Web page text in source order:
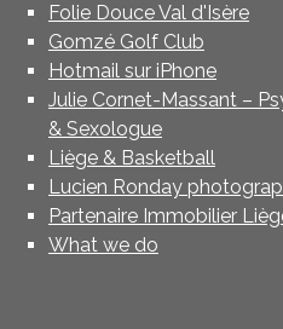
Folie Douce Val d'Isère
Gomzé Golf Club
Hotmail sur iPhone
Julie Cornet-Massant –
& Sexologue
Liège & Basketball
Lucien Ronday
Partenaire Immobilier
What we do